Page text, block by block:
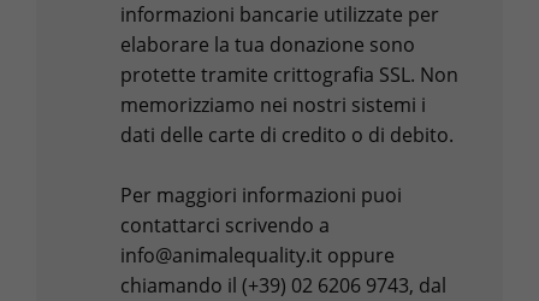
informazioni bancarie utilizzate per
elaborare la tua donazione sono
protette tramite crittografia SSL. Non
memorizziamo nei nostri sistemi i
dati delle carte di credito o di debito.
Per maggiori informazioni puoi
contattarci scrivendo a
info@animalequality.it oppure
chiamando il (+39) 02 6206 9743, dal